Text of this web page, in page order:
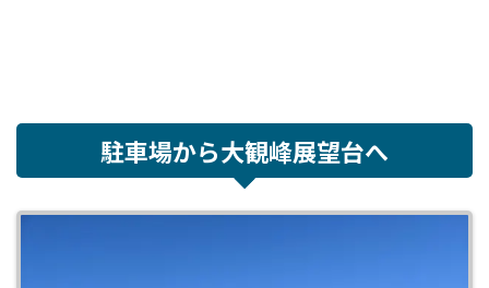
駐車場から大観峰展望台へ